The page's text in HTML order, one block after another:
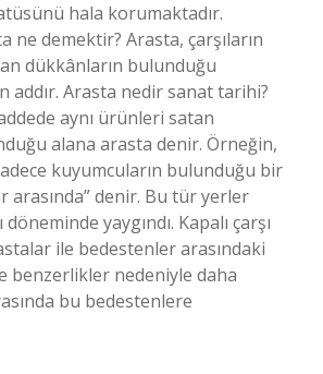
hala korumaktadır.
ne demektir? Arasta, çarşıların
dükkânların bulunduğu
addır. Arasta nedir sanat tarihi?
aynı ürünleri satan
alana arasta denir. Örneğin,
kuyumcuların bulunduğu bir
arasında” denir. Bu tür yerler
yaygındı. Kapalı çarşı
ile bedestenler arasındaki
benzerlikler nedeniyle daha
bu bedestenlere